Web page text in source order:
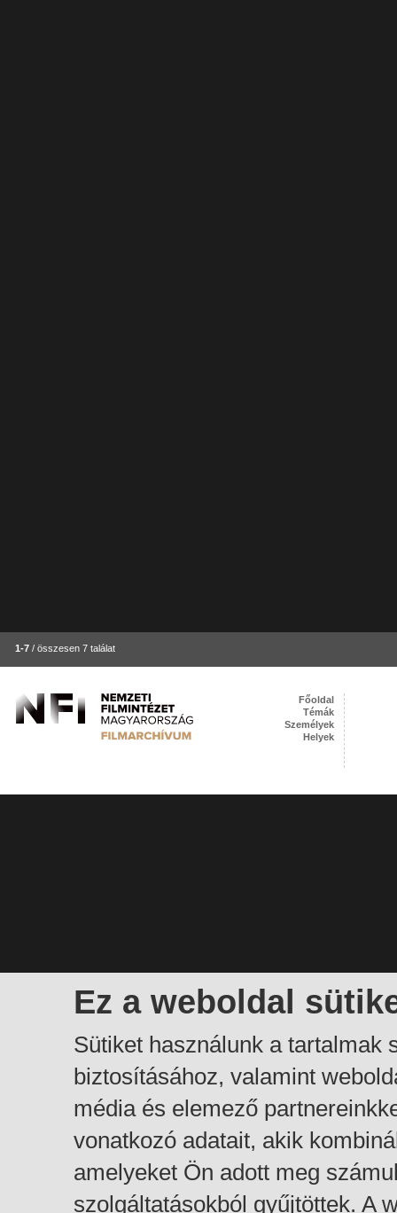
1-7 / összesen 7 találat
Ez a weboldal
Sütiket használunk a tartalmak
biztosításához, valamint
média és elemező
vonatkozó adatait, akik
amelyeket Ön adott meg
szolgáltatásokból gyűjtöttek. A
Főoldal
Témák
Személyek
Helyek